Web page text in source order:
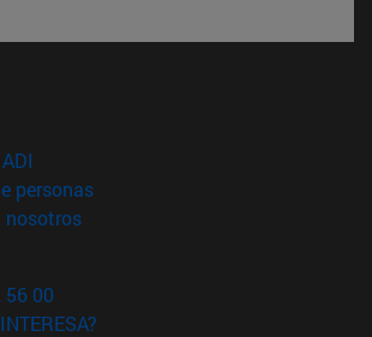
en nueva ventana)
personas(abre en nueva ventana)
nosotros(abre en nueva ventana)
56 00